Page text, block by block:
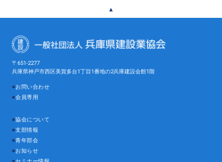
▲
〒651-2277
兵庫県神戸市西区美賀多台1丁目1番地の2兵庫建設会館1階
■お問い合わせ
■会員専用
■協会について
■支部情報
■青年部会
■お知らせ